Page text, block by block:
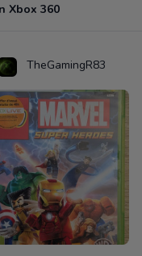
Xbox 360
TheGamingR83